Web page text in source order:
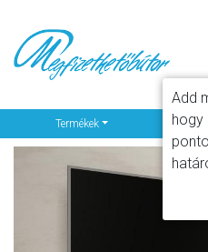
Termékek
Add
hogy